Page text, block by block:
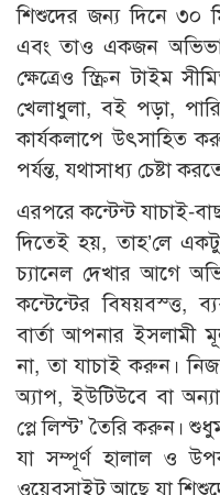
শিশুদের জন্য দিনে ৩০
এবং তাও একজন
ক্ষেত্রেও স্ক্রিন টাইম
খেলাধুলা, বই পড়া,
কার্যকলাপে উৎসাহিত
পর্যন্ত, যথাসাধ্য চেষ্টা
এরপরে কন্টেন্ট যাচাই-
দিতেই হয়, তাহ’লে
চ্যানেল দেখার আগে
কন্টেন্টের বিষয়বস্ত্ত,
বার্তা আপনার ইসলামী
না, তা যাচাই করুন।
অ্যাপ, ইউটিউবে বা
প্লে লিস্ট’ তৈরি করুন।
যা সম্পূর্ণ হালাল ও
ওয়েবসাইট আছে যা